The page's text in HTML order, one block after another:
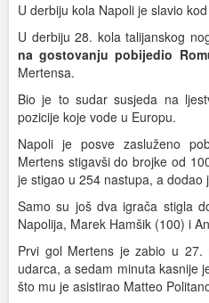
U derbiju kola Napoli je slavio
U derbiju 28. kola talijanskog
na gostovanju pobijedio
Mertensa.
Bio je to sudar susjeda na
pozicije koje vode u Europu.
Napoli je posve zasluženo
Mertens stigavši do brojke od
je stigao u 254 nastupa, a dodao
Samo su još dva igrača stigla
Napolija, Marek Hamšik (100) i
Prvi gol Mertens je zabio u 27.
udarca, a sedam minuta kasnije
što mu je asistirao Matteo